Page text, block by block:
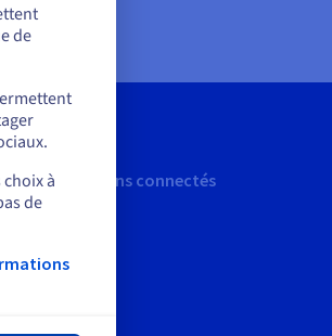
Restons connectés
de
à
de